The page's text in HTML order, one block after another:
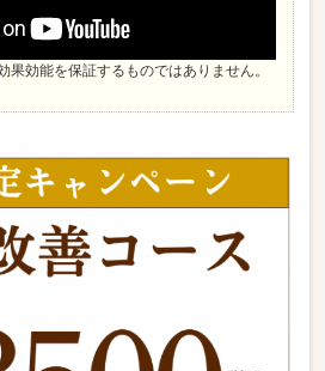
効能を保証するものではありません。